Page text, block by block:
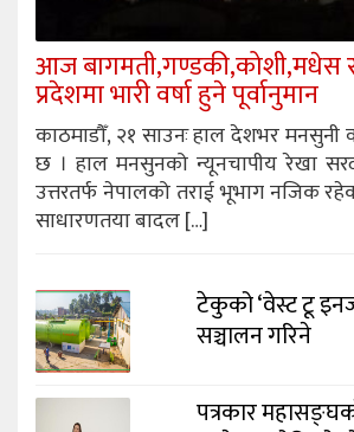
आज बागमती,गण्डकी,कोशी,मधेस
प्रदेशमा भारी वर्षा हुने पूर्वानुमान
काठमाडौँ, २१ साउनः हाल देशभर मनसुनी
छ । हाल मनसुनको न्यूनचापीय रेखा
उत्तरतर्फ नेपालको तराई भूभाग नजिक
साधारणतया बादल […]
टेकुको ‘वेस्ट टू
सञ्चालन गरिने
पत्रकार